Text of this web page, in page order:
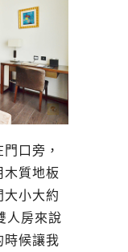
口旁，
木質地板
大小大約
人房來說
時候讓我